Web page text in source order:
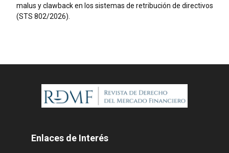
malus y clawback en los sistemas de retribución de directivos
(STS 802/2026).
Enlaces de Interés